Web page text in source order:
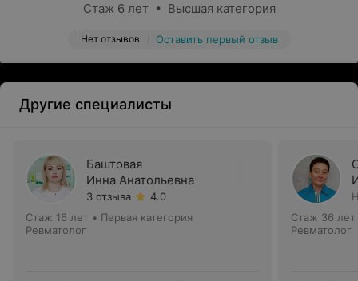
Стаж 6 лет • Высшая категория
Нет отзывов Оставить первый отзыв
Другие специалисты
Баштовая
Инна Анатольевна
3 отзыва
4.0
Стаж 16 лет • Первая категория
Ревматолог
Стаж 36 лет
Ревматолог